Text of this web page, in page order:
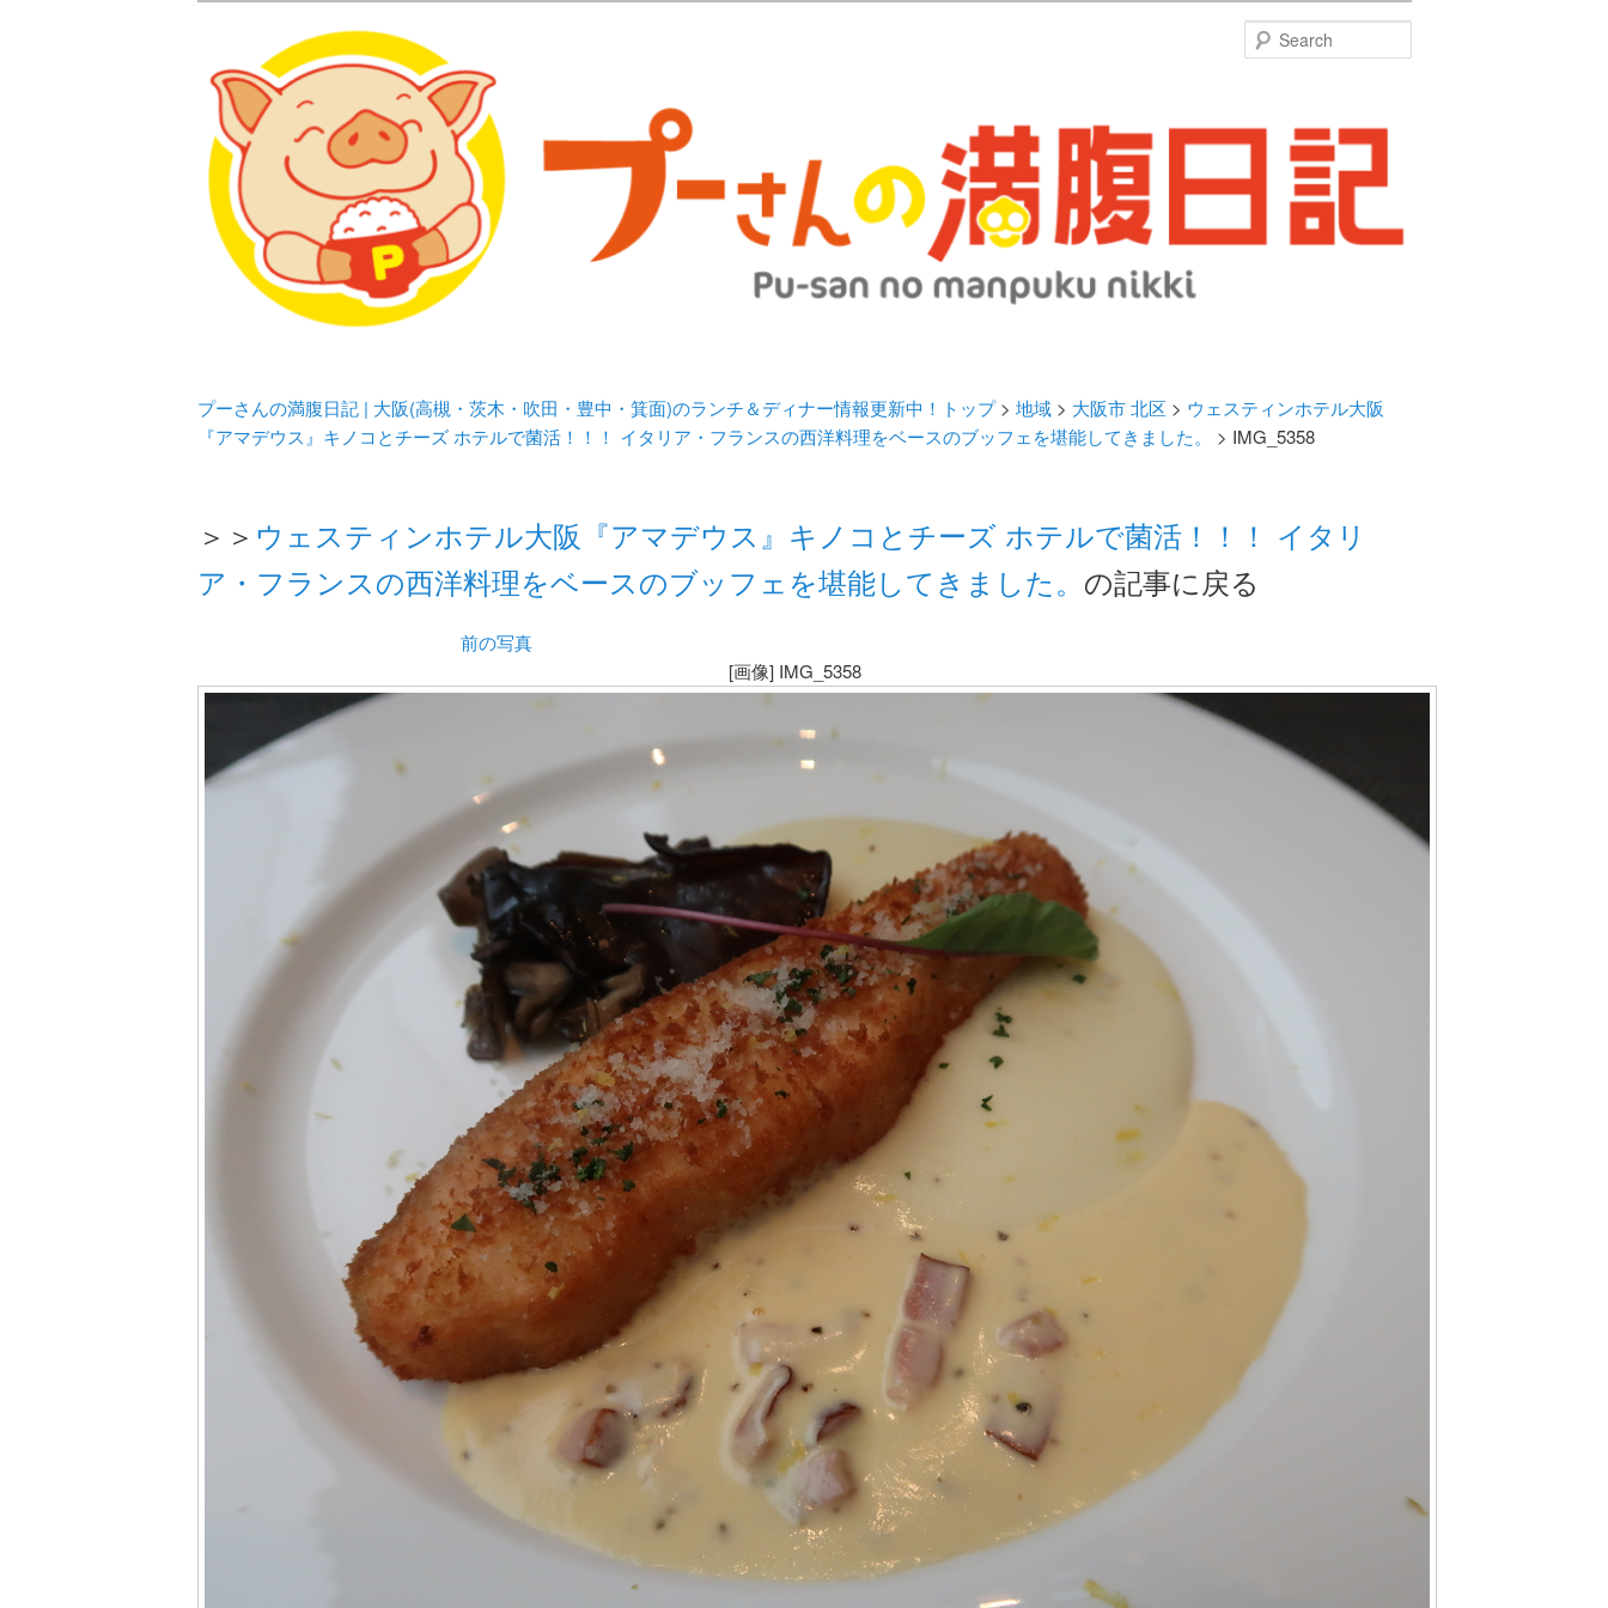
プーさんの満腹日記 | 大阪(高槻・茨木・吹田・
豊中・箕面)のランチ＆ディナー情報更新中！
化してます。
プーさんの満腹日記 | 大阪(高槻・茨木・吹田・豊中・箕面)のランチ＆ディナー情報更新中！トップ> 地域> 大阪市 北区 > ウェスティンホテル大阪
『アマデウス』キノコとチーズ ホテルで菌活！！！ イタリア・フランスの西洋料理をベースのブッフェを堪能してきました。
> IMG_5358
＞＞ ウェスティンホテル大阪『アマデウス』キノコとチーズ ホテルで菌活！！！ イタリ
ア・フランスの西洋料理をベースのブッフェを堪能してきました。 の記事に戻る
前の写真
[画像] IMG_5358